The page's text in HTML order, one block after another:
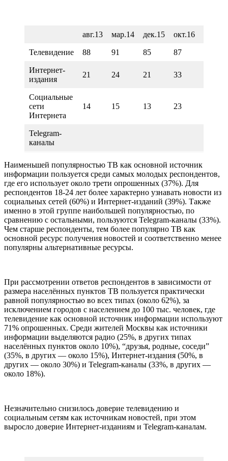
авг.13 мар.14 дек.15 окт.16
Телевидение 88 91 85 87
Интернет-
издания
21 24 21 33
Социальные
сети
Интернета
14 15 13 23
Telegram-
каналы
Наименьшей популярностью ТВ как основной источник
информации пользуется среди самых молодых респондентов,
где его использует около трети опрошенных (37%). Для
респондентов 18-24 лет более характерно узнавать новости из
социальных сетей (60%) и Интернет-изданий (39%). Также
именно в этой группе наибольшей популярностью, по
сравнению с остальными, пользуются Telegram-каналы (33%).
Чем старше респонденты, тем более популярно ТВ как
основной ресурс получения новостей и соответственно менее
популярны альтернативные ресурсы.
При рассмотрении ответов респондентов в зависимости от
размера населённых пунктов ТВ пользуется практически
равной популярностью во всех типах (около 62%), за
исключением городов с населением до 100 тыс. человек, где
телевидение как основной источник информации используют
71% опрошенных. Среди жителей Москвы как источники
информации выделяются радио (25%, в других типах
населённых пунктов около 10%), “друзья, родные, соседи”
(35%, в других — около 15%), Интернет-издания (50%, в
других — около 30%) и Telegram-каналы (33%, в других —
около 18%).
Незначительно снизилось доверие телевидению и
социальным сетям как источникам новостей, при этом
выросло доверие Интернет-изданиям и Telegram-каналам.